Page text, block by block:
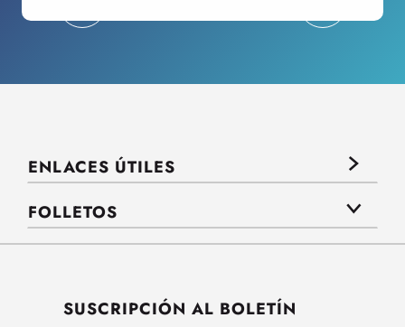
ENLACES ÚTILES
FOLLETOS
SUSCRIPCIÓN AL BOLETÍN